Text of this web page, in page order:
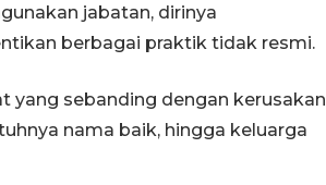
jabatan, dirinya
berbagai praktik tidak resmi.
yang sebanding dengan kerusakan
nama baik, hingga keluarga
Pameran seni rupa karya
seniman neurodivergen